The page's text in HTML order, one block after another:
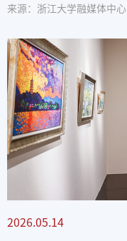
来源：浙江大学融媒体中心
2026.05.14